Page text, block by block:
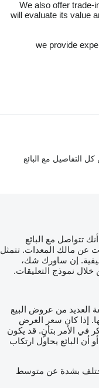
We also offer trade-
will evaluate its value
– we provide
التفاصيل مع البائع
تتواصل مع البائع
عن مالك المعدات. تتمثل
إن ساورك شك،
نموذج التعليقات.
العديد من عروض البيع
إذا كان سعر العرض
في الأمر بتأنٍ. قد يكون
البائع يحاول ارتكاب
بشدة عن متوسط